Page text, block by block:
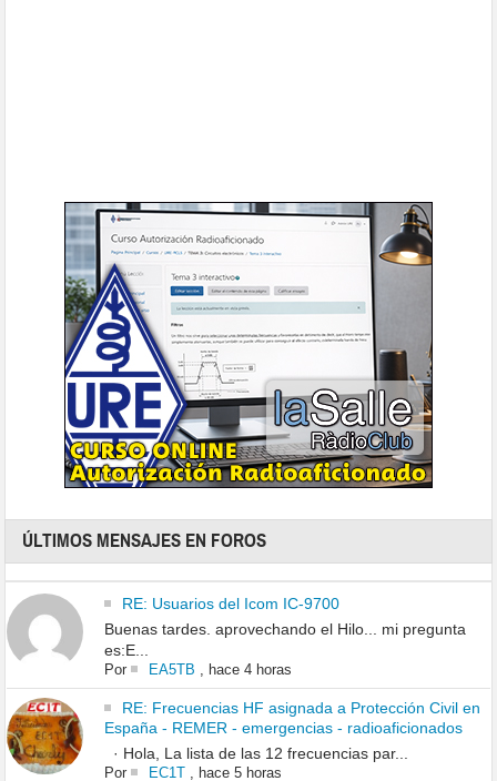
ÚLTIMOS MENSAJES EN FOROS
RE: Usuarios del Icom IC-9700
Buenas tardes. aprovechando el Hilo... mi pregunta
es:E...
Por EA5TB hace 4 horas
RE: Frecuencias HF asignada a Protección Civil en
España - REMER - emergencias - radioaficionados
· Hola, La lista de las 12 frecuencias par...
Por EC1T, hace 5 horas